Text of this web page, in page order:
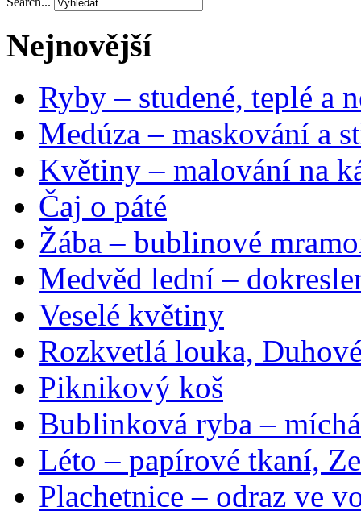
Nejnovější
Ryby – studené, teplé a
Medúza – maskování a
Květiny – malování na
Čaj o páté
Žába – bublinové
Medvěd lední –
Veselé květiny
Rozkvetlá louka,
Piknikový koš
Bublinková ryba –
Léto – papírové tkaní,
Plachetnice – odraz ve